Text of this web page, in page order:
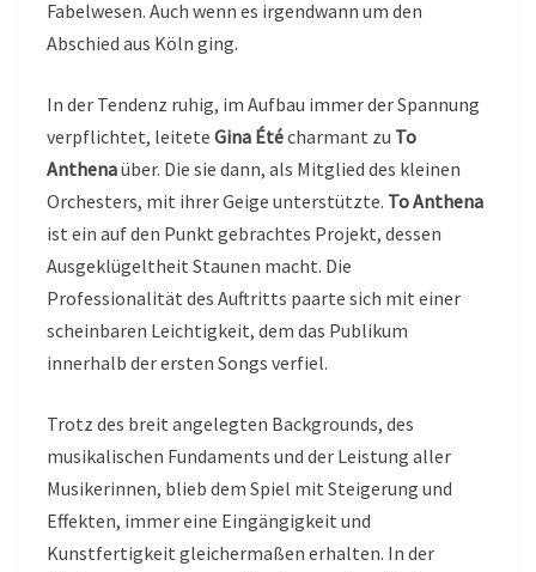
Fabelwesen. Auch wenn es irgendwann um den
Abschied aus Köln ging.
In der Tendenz ruhig, im Aufbau immer der Spannung
verpflichtet, leitete Gina Étécharmant zu To
Anthenaüber. Die sie dann, als Mitglied des kleinen
Orchesters, mit ihrer Geige unterstützte. To Anthena
ist ein auf den Punkt gebrachtes Projekt, dessen
Ausgeklügeltheit Staunen macht. Die
Professionalität des Auftritts paarte sich mit einer
scheinbaren Leichtigkeit, dem das Publikum
innerhalb der ersten Songs verfiel.
Trotz des breit angelegten Backgrounds, des
musikalischen Fundaments und der Leistung aller
Musikerinnen, blieb dem Spiel mit Steigerung und
Effekten, immer eine Eingängigkeit und
Kunstfertigkeit gleichermaßen erhalten. In der